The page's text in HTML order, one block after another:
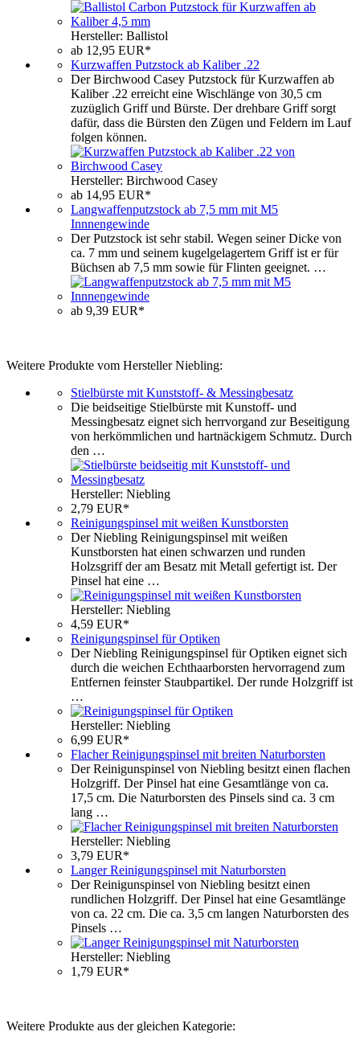
Hersteller: Ballistol
ab 12,95 EUR*
Kurzwaffen Putzstock ab Kaliber .22
Der Birchwood Casey Putzstock für Kurzwaffen ab
Kaliber .22 erreicht eine Wischlänge von 30,5 cm
zuzüglich Griff und Bürste. Der drehbare Griff sorgt
dafür, dass die Bürsten den Zügen und Feldern im Lauf
folgen können.
Hersteller: Birchwood Casey
ab 14,95 EUR*
Langwaffenputzstock ab 7,5 mm mit M5
Innnengewinde
Der Putzstock ist sehr stabil. Wegen seiner Dicke von
ca. 7 mm und seinem kugelgelagertem Griff ist er für
Büchsen ab 7,5 mm sowie für Flinten geeignet. …
ab 9,39 EUR*
Weitere Produkte vom Hersteller Niebling:
Stielbürste mit Kunststoff- & Messingbesatz
Die beidseitige Stielbürste mit Kunstoff- und
Messingbesatz eignet sich herrvorgand zur Beseitigung
von herkömmlichen und hartnäckigem Schmutz. Durch
den …
Hersteller: Niebling
2,79 EUR*
Reinigungspinsel mit weißen Kunstborsten
Der Niebling Reinigungspinsel mit weißen
Kunstborsten hat einen schwarzen und runden
Holzsgriff der am Besatz mit Metall gefertigt ist. Der
Pinsel hat eine …
Hersteller: Niebling
4,59 EUR*
Reinigungspinsel für Optiken
Der Niebling Reinigungspinsel für Optiken eignet sich
durch die weichen Echthaarborsten hervorragend zum
Entfernen feinster Staubpartikel. Der runde Holzgriff ist
…
Hersteller: Niebling
6,99 EUR*
Flacher Reinigungspinsel mit breiten Naturborsten
Der Reinigunspinsel von Niebling besitzt einen flachen
Holzgriff. Der Pinsel hat eine Gesamtlänge von ca.
17,5 cm. Die Naturborsten des Pinsels sind ca. 3 cm
lang …
Hersteller: Niebling
3,79 EUR*
Langer Reinigungspinsel mit Naturborsten
Der Reinigunspinsel von Niebling besitzt einen
rundlichen Holzgriff. Der Pinsel hat eine Gesamtlänge
von ca. 22 cm. Die ca. 3,5 cm langen Naturborsten des
Pinsels …
Hersteller: Niebling
1,79 EUR*
Weitere Produkte aus der gleichen Kategorie: